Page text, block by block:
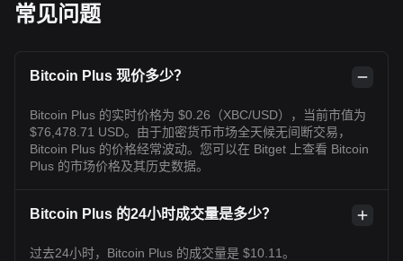
常见问题
Bitcoin Plus 现价多少？
Bitcoin Plus 的实时价格为 $0.26（XBC/USD），当前市值为
$76,478.71 USD。由于加密货币市场全天候无间断交易，
Bitcoin Plus 的价格经常波动。您可以在 Bitget 上查看 Bitcoin
Plus 的市场价格及其历史数据。
Bitcoin Plus 的24小时成交量是多少？
过去24小时，Bitcoin Plus 的成交量是 $10.11。